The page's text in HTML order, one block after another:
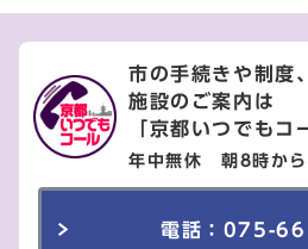
市の手続きや制度
施設のご案内は
「京都いつでもコ
年中無休 朝8時か
電話：075-